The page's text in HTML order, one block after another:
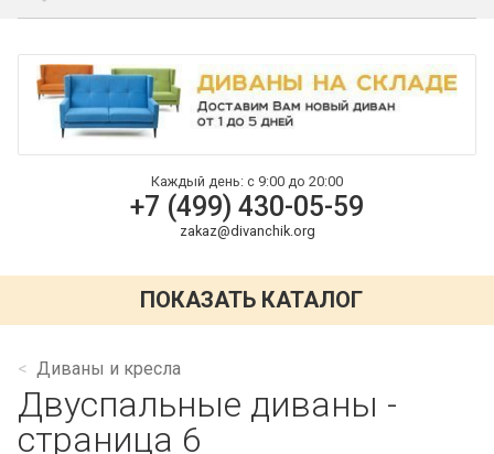
Оплата и доставка
Контакты
Каждый день: с 9:00 до 20:00
+7 (499) 430-05-59
zakaz@divanchik.org
ПОКАЗАТЬ КАТАЛОГ
Диваны и кресла
Двуспальные диваны -
страница 6